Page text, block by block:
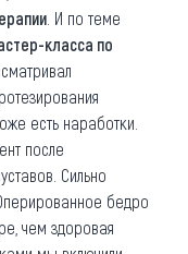
. И по теме
класса по
есть наработки.
после
Сильно
бедро
чем здоровая